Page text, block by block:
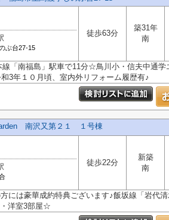
ぶ台27-15
徒歩63分
築31年
南
「南福島」駅車で11分☆鳥川小・信夫中通
3年１０月頃、室内外リフォーム履歴有♪
南沢又第２１ １号棟
徒歩22分
新築
南
は豪華成約特典ございます♪飯坂線「岩代
洋室3部屋☆